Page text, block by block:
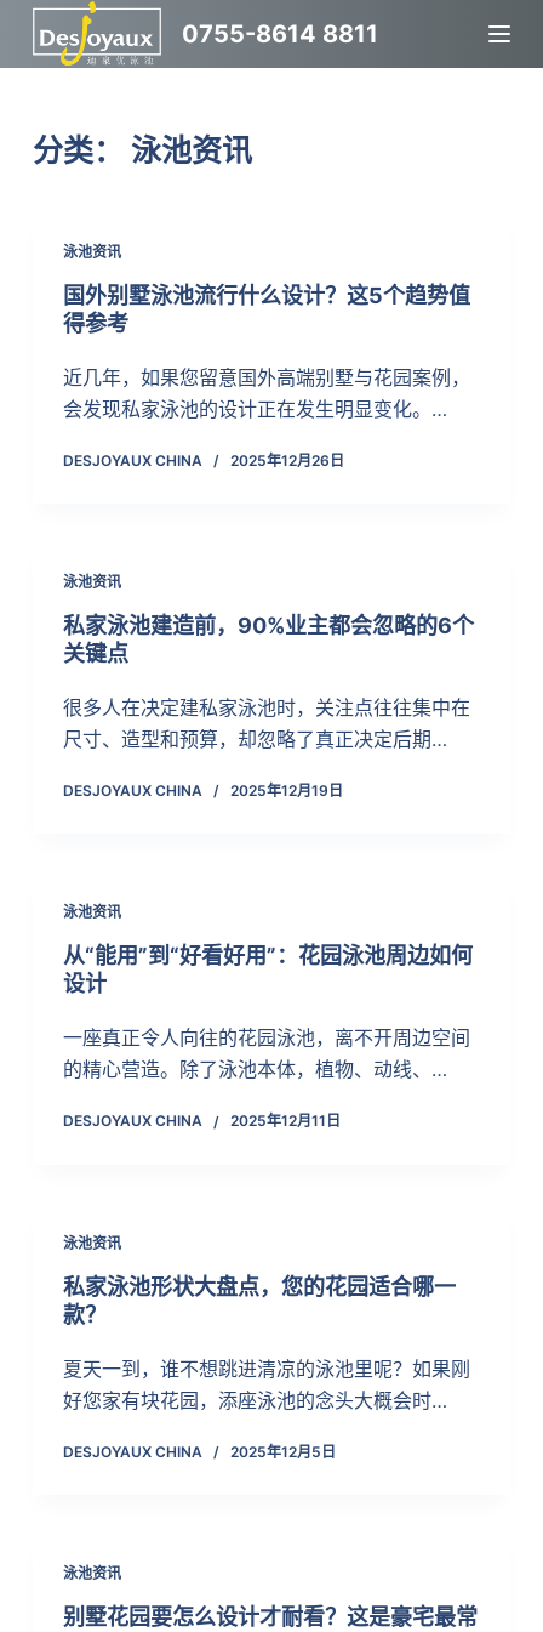
跳
过
容
0755-8614 8811
分类： 泳池资讯
泳池资讯
国外别墅泳池流行什么设计？这5个趋势值
得参考
近几年，如果您留意国外高端别墅与花园案例，
会发现私家泳池的设计正在发生明显变化。…
DESJOYAUX CHINA 2025年12月26日
泳池资讯
私家泳池建造前，90%业主都会忽略的6个
关键点
很多人在决定建私家泳池时，关注点往往集中在
尺寸、造型和预算，却忽略了真正决定后期…
DESJOYAUX CHINA 2025年12月19日
泳池资讯
从“能用”到“好看好用”：花园泳池周边如何
设计
一座真正令人向往的花园泳池，离不开周边空间
的精心营造。除了泳池本体，植物、动线、…
DESJOYAUX CHINA 2025年12月11日
泳池资讯
私家泳池形状大盘点，您的花园适合哪一
款？
夏天一到，谁不想跳进清凉的泳池里呢？如果刚
好您家有块花园，添座泳池的念头大概会时…
DESJOYAUX CHINA 2025年12月5日
泳池资讯
别墅花园要怎么设计才耐看？这是豪宅最常